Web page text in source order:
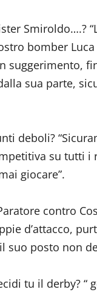
Smiroldo….?
bomber
suggerimento,
sua parte,
deboli?
su tutti
giocare”.
contro
d’attacco,
suo posto non
tu il derby?